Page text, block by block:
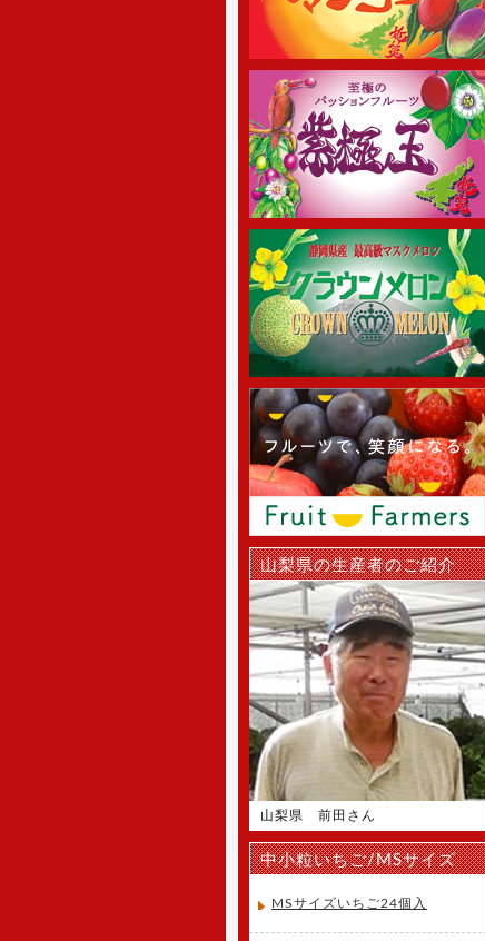
さくらんぼ佐藤錦を5月初め頃から
産地直送でご家庭へお届け致しま
す。
[2015年12月1日 ]
2015年11月20日 りんご専門通
販をオープンしました。高級りん
ご「北国のみのり」を山形県（一
部青森）より産地直送でご家庭へ
お届け致します。
[2015年11月20日 ]
2015年11月20日 無農薬 いちご
専門通販をオープンしました！8種
類のクイーンズベリー最高級 無農
薬 いちごを詰合せを山梨産地直送
でご家庭へお届け致します。
[2015年10月31日 ]
2015年10月31日 ラ・フランス
専門通販をオープンしました。高
級ラ・フランスを山形県より産地
直送でご家庭へお届け致します。
[2015年10月10日 ]
2016年4月1日より山梨県産、絶
品種無し巨峰の専門通販 ぶどう巨
峰専門通販をオープンします！大
玉の巨峰・ピオーネ・シャインマ
スカットを産地直送でご家庭へお
届け致します。
[2015年10月10日 ]
2016年4月1日より山梨県産、絶
品桃の専門通販 桃専門通販をオー
プンします！味重視の泡がでる桃
泡桃姫を産地直送でご家庭へお届
け致します。
山梨県の生産者のご紹介
山梨県 前田さん
中小粒いちご/MSサイズ
MSサイズいちご24個入